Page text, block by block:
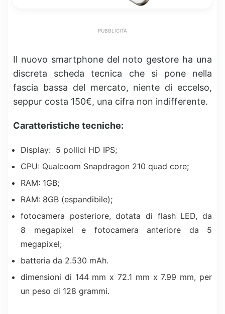
PUBBLICITÀ
Il nuovo smartphone del noto gestore ha una
discreta scheda tecnica che si pone nella
fascia bassa del mercato, niente di eccelso,
seppur costa 150€, una cifra non indifferente.
Caratteristiche tecniche:
Display: 5 pollici HD IPS;
CPU: Qualcoom Snapdragon 210 quad core;
RAM: 1GB;
RAM: 8GB (espandibile);
fotocamera posteriore, dotata di flash LED, da
8 megapixel e fotocamera anteriore da 5
megapixel;
batteria da 2.530 mAh.
dimensioni di 144 mm x 72.1 mm x 7.99 mm, per
un peso di 128 grammi.